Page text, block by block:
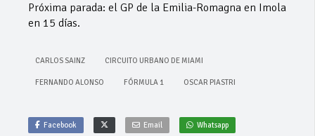
Próxima parada: el GP de la Emilia-Romagna en Imola
en 15 días.
CARLOS SAINZ CIRCUITO URBANO DE MIAMI
FERNANDO ALONSO FÓRMULA 1 OSCAR PIASTRI
Facebook Email Whatsapp